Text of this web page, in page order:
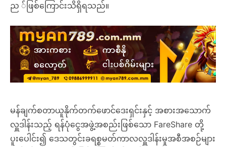
ည ်ဖြစ်ကြောင်းသိရှိရသည်။
မန်ချက်စတာယူနိုက်တက်ဖောင်ဒေးရှင်းနှင့် အစားအသောက်
လှူဒါန်းသည့် ရန်ပုံငွေအဖွဲ့အစည်းဖြစ်သော FareShare တို့
ပူးပေါင်း၍ ဒေသတွင်းခရစ္စမတ်ကာလလှူဒါန်းမှုအစီအစဉ်များ